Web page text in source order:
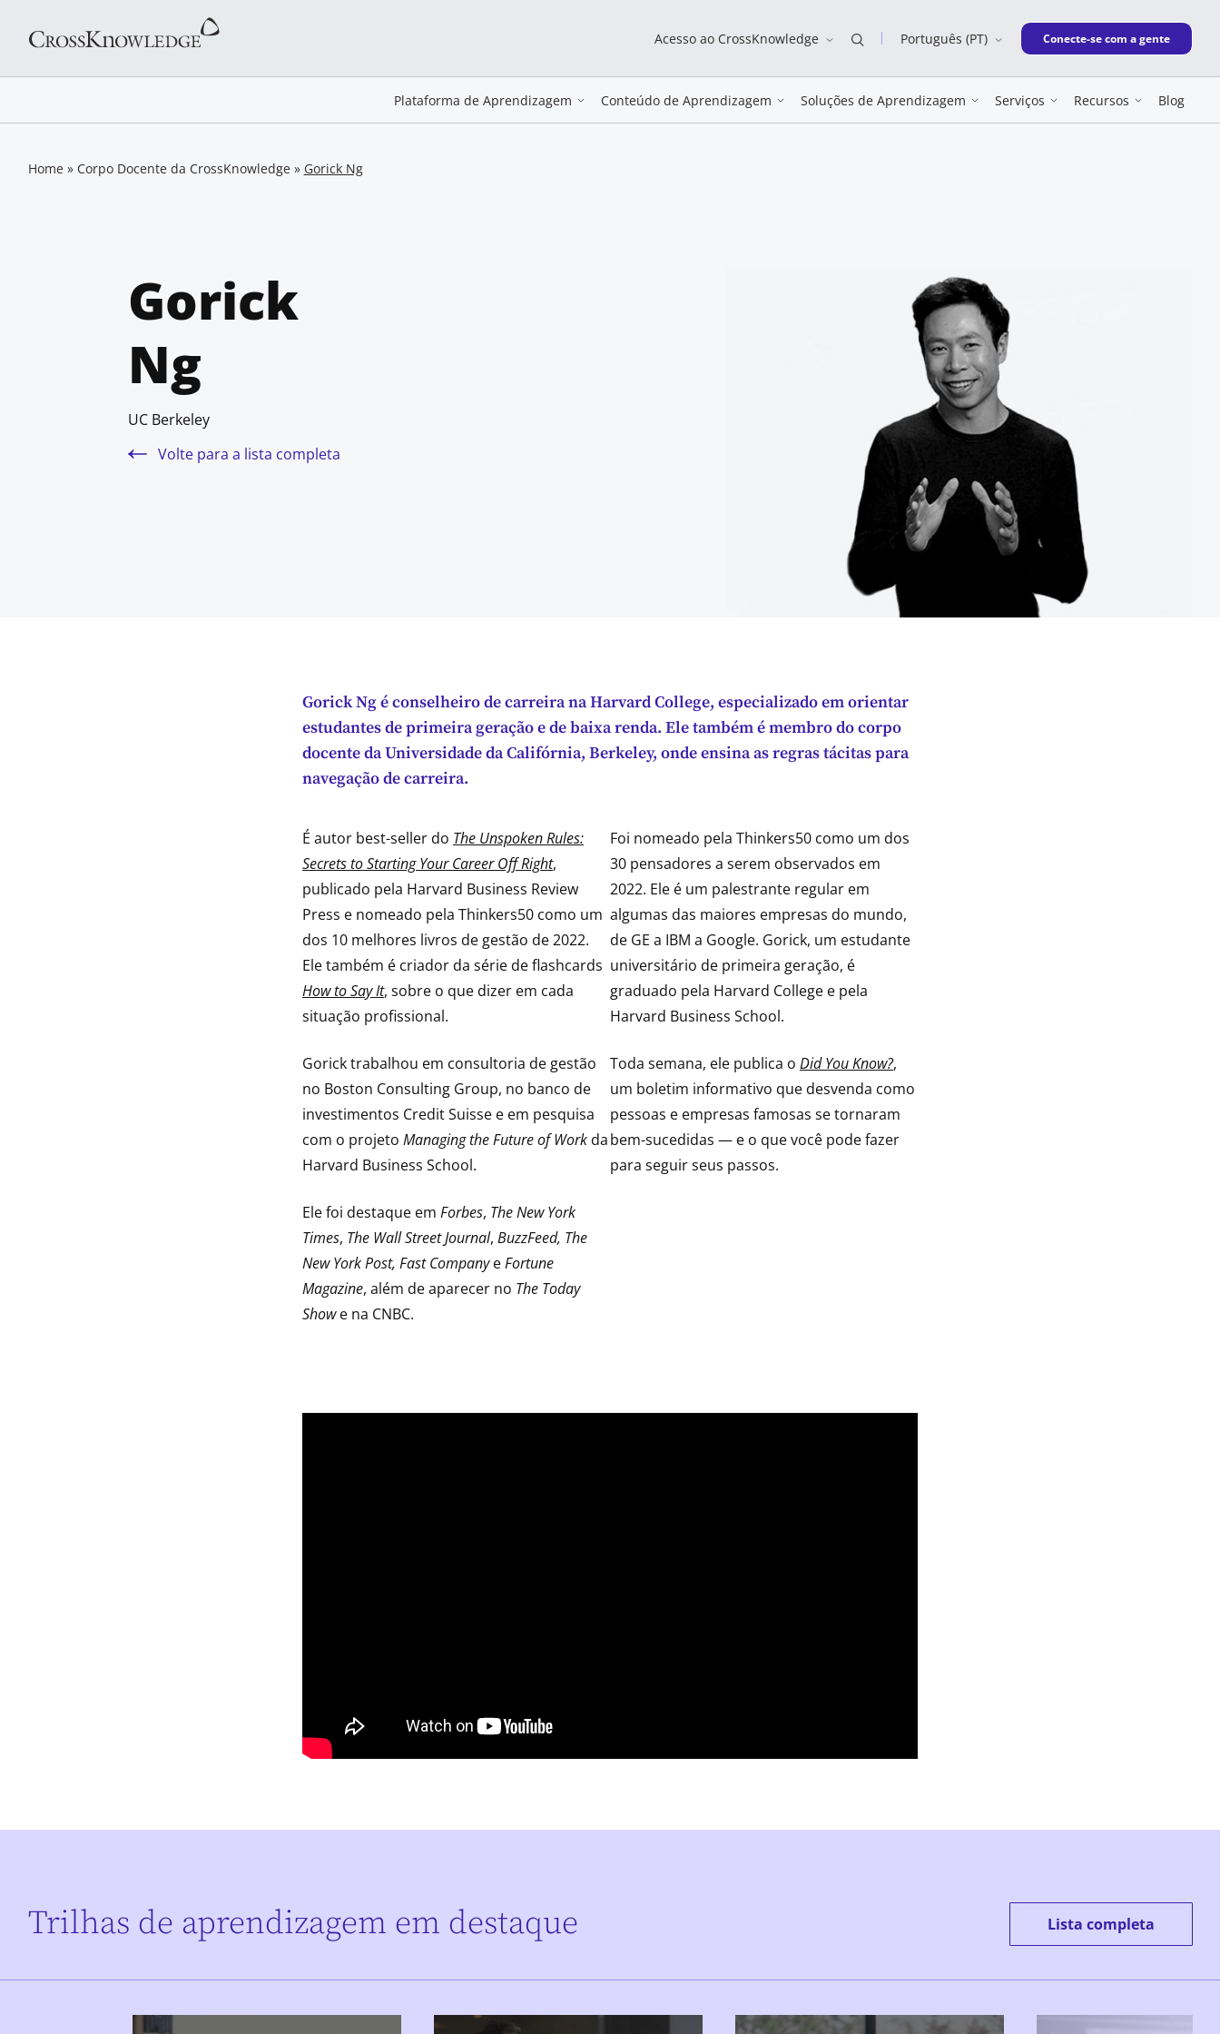
Acesso ao CrossKnowledge Português (PT) New window
Conecte-se com a gente
Plataforma de Aprendizagem Conteúdo de Aprendizagem Soluções de Aprendizagem Serviços Recursos Blog
Home» Corpo Docente da CrossKnowledge» Gorick Ng
Gorick
Ng
UC Berkeley
Volte para a lista completa
Gorick Ng é conselheiro de carreira na Harvard College, especializado em orientar
estudantes de primeira geração e de baixa renda. Ele também é membro do corpo
docente da Universidade da Califórnia, Berkeley, onde ensina as regras tácitas para
navegação de carreira.
É autor best-seller do The Unspoken Rules:
Secrets to Starting Your Career Off Right,
publicado pela Harvard Business Review
Press e nomeado pela Thinkers50 como um
dos 10 melhores livros de gestão de 2022.
Ele também é criador da série de flashcards
How to Say It, sobre o que dizer em cada
situação profissional.
Gorick trabalhou em consultoria de gestão
no Boston Consulting Group, no banco de
investimentos Credit Suisse e em pesquisa
com o projeto Managing the Future of Work da
Harvard Business School.
Ele foi destaque em Forbes, The New York
Times, The Wall Street Journal, BuzzFeed, The
New York Post, Fast CompanyeFortune
Magazine, além de aparecer no The Today
Showe na CNBC.
Foi nomeado pela Thinkers50 como um dos
30 pensadores a serem observados em
2022. Ele é um palestrante regular em
algumas das maiores empresas do mundo,
de GE a IBM a Google. Gorick, um estudante
universitário de primeira geração, é
graduado pela Harvard College e pela
Harvard Business School.
Toda semana, ele publica o Did You Know?,
um boletim informativo que desvenda como
pessoas e empresas famosas se tornaram
bem-sucedidas — e o que você pode fazer
para seguir seus passos.
Trilhas de aprendizagem em destaque Lista completa